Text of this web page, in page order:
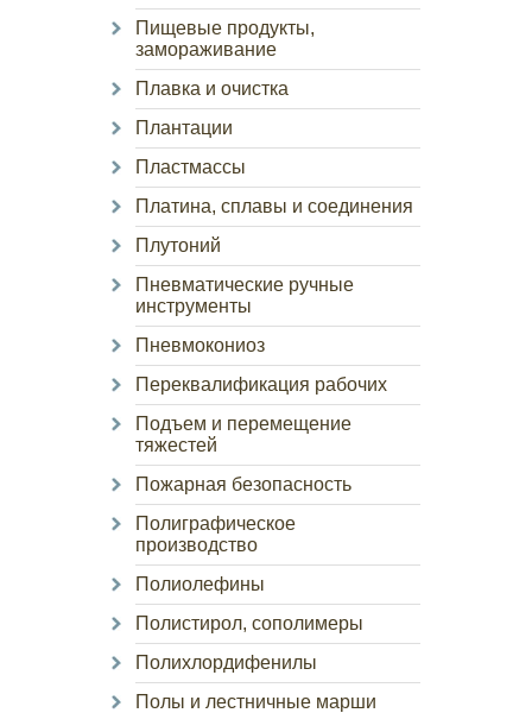
Пищевые продукты,
замораживание
Плавка и очистка
Плантации
Пластмассы
Платина, сплавы и соединения
Плутоний
Пневматические ручные
инструменты
Пневмокониоз
Переквалификация рабочих
Подъем и перемещение
тяжестей
Пожарная безопасность
Полиграфическое
производство
Полиолефины
Полистирол, сополимеры
Полихлордифенилы
Полы и лестничные марши